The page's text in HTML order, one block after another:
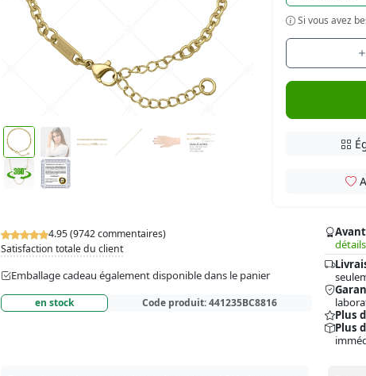
4.95 (9742 commentaires)
Satisfaction totale du client
Emballage cadeau également disponible dans le panier
en stock Code produit:441235BC8816
détails
Plus
Plus
Si vous avez